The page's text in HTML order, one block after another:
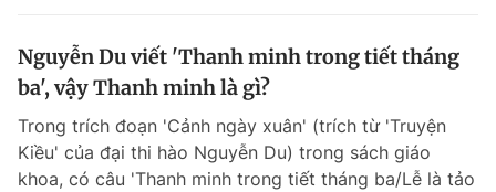
Nguyễn Du viết 'Thanh minh trong tiết tháng
ba', vậy Thanh minh là gì?
Trong trích đoạn 'Cảnh ngày xuân' (trích từ 'Truyện
Kiều' của đại thi hào Nguyễn Du) trong sách giáo
khoa, có câu 'Thanh minh trong tiết tháng ba/Lễ là tảo